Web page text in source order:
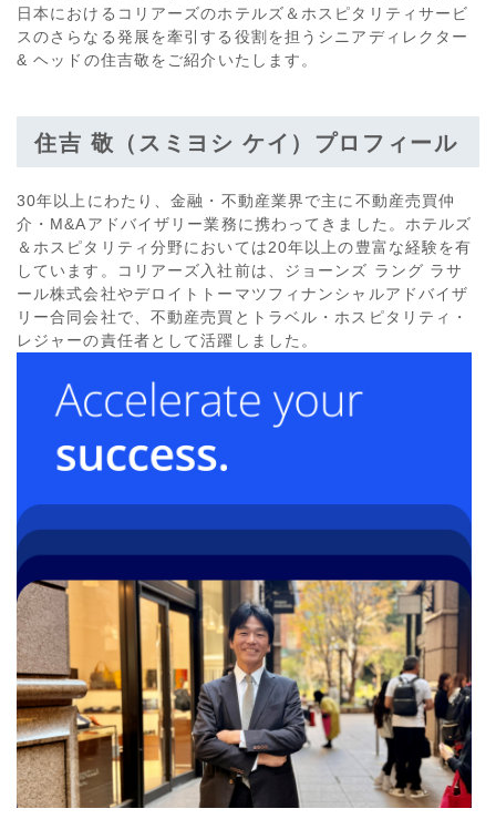
日本におけるコリアーズのホテルズ＆ホスピタリティサービ
スのさらなる発展を牽引する役割を担うシニアディレクター
& ヘッドの住吉敬をご紹介いたします。
住吉 敬（スミヨシ ケイ）プロフィール
30年以上にわたり、金融・不動産業界で主に不動産売買仲
介・M&Aアドバイザリー業務に携わってきました。ホテルズ
＆ホスピタリティ分野においては20年以上の豊富な経験を有
しています。コリアーズ入社前は、ジョーンズ ラング ラサ
ール株式会社やデロイトトーマツフィナンシャルアドバイザ
リー合同会社で、不動産売買とトラベル・ホスピタリティ・
レジャーの責任者として活躍しました。